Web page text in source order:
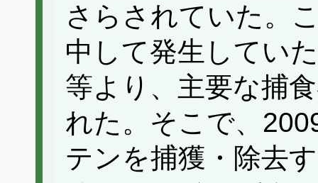
さらされていた。
中して発生してい
等より、主要な捕
れた。そこで、
テンを捕獲・除去